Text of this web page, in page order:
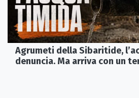
Agrumeti della Sibaritide,
denuncia. Ma arriva con un